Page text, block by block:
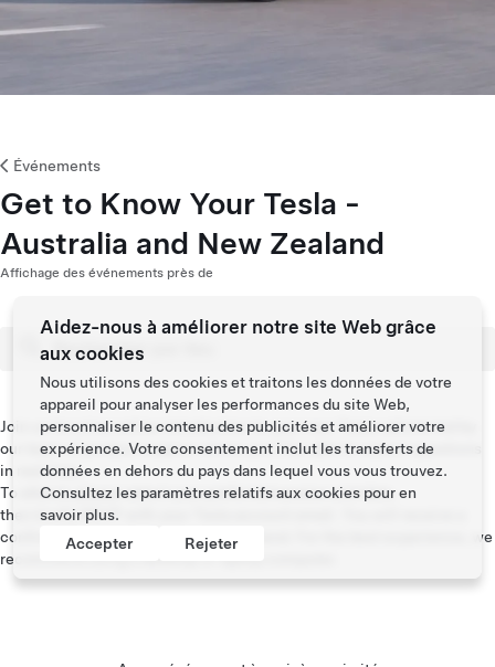
Événements
Get to Know Your Tesla -
Australia and New Zealand
Affichage des événements près de
Join us for a live online introduction to your new Tesla vehicle led by
our team of product experts where you’ll be able to submit questions
in real time.
To attend, please select your preferred session and date,
then kindly RSVP with your Tesla account email. You will receive a
confirmation email with the link to attend. For the best experience, we
recommend using a desktop or laptop computer.
Aidez-nous à améliorer notre site Web grâce
aux cookies
Nous utilisons des cookies et traitons les données de votre
appareil pour analyser les performances du site Web,
personnaliser le contenu des publicités et améliorer votre
expérience. Votre consentement inclut les transferts de
données en dehors du pays dans lequel vous vous trouvez.
Consultez les paramètres relatifs aux cookies pour en
savoir plus.
Accepter
Rejeter